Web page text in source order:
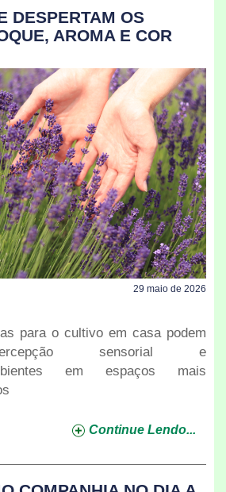
DESPERTAM OS
AROMA E COR
29 maio de 2026
para o cultivo em casa podem
sensorial e
em espaços mais
Continue Lendo...